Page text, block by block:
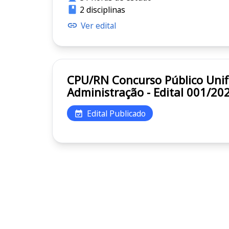
2 disciplinas
Ver edital
CPU/RN Concurso Público Unificado do Rio Grande do Norte SEAD RN Secretaria de Estado da
Administração - Edital 001/
Edital Publicado